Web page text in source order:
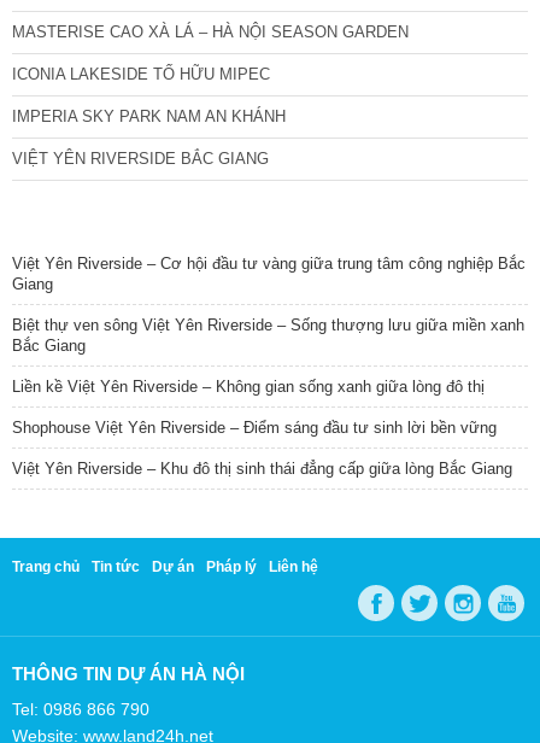
MASTERISE CAO XÀ LÁ – HÀ NỘI SEASON GARDEN
ICONIA LAKESIDE TỐ HỮU MIPEC
IMPERIA SKY PARK NAM AN KHÁNH
VIỆT YÊN RIVERSIDE BẮC GIANG
Việt Yên Riverside – Cơ hội đầu tư vàng giữa trung tâm công nghiệp Bắc
Giang
Biệt thự ven sông Việt Yên Riverside – Sống thượng lưu giữa miền xanh
Bắc Giang
Liền kề Việt Yên Riverside – Không gian sống xanh giữa lòng đô thị
Shophouse Việt Yên Riverside – Điểm sáng đầu tư sinh lời bền vững
Việt Yên Riverside – Khu đô thị sinh thái đẳng cấp giữa lòng Bắc Giang
Trang chủ Tin tức Dự án Pháp lý Liên hệ
THÔNG TIN DỰ ÁN HÀ NỘI
Tel: 0986 866 790
Website: www.land24h.net